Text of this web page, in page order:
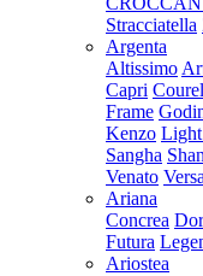
Stracciatella
Argenta
Altissimo
Capri Courel
Frame
Kenzo Light
Sangha
Venato
Ariana
Concrea
Futura
Ariostea